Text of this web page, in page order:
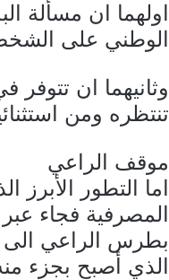
اولهما ان مسألة
الوطني على
وثانيهما ان تتوفر
تنتظره ومن
موقف الراعي
اما التطور
المصرفية فجاء
بطرس الراعي الى
الذي أصبح بجزء